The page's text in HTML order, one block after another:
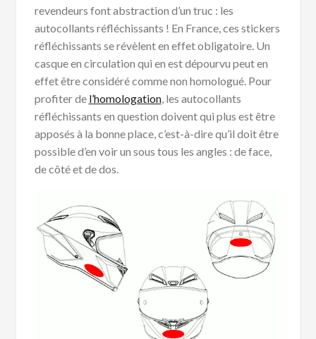
revendeurs font abstraction d’un truc : les
autocollants réfléchissants ! En France, ces stickers
réfléchissants se révèlent en effet obligatoire. Un
casque en circulation qui en est dépourvu peut en
effet être considéré comme non homologué. Pour
profiter de l’homologation, les autocollants
réfléchissants en question doivent qui plus est être
apposés à la bonne place, c’est-à-dire qu’il doit être
possible d’en voir un sous tous les angles : de face,
de côté et de dos.